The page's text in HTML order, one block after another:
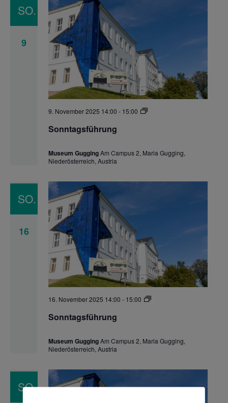
SO.
9
Sonntagsführung
9. November 2025 14:00 - 15:00 Sonntagsführung
Museum GuggingAm Campus 2, Maria Gugging,
Niederösterreich, Austria
SO.
16
Sonntagsführung
16. November 2025 14:00 - 15:00 Sonntagsführung
Museum GuggingAm Campus 2, Maria Gugging,
Niederösterreich, Austria
SO.